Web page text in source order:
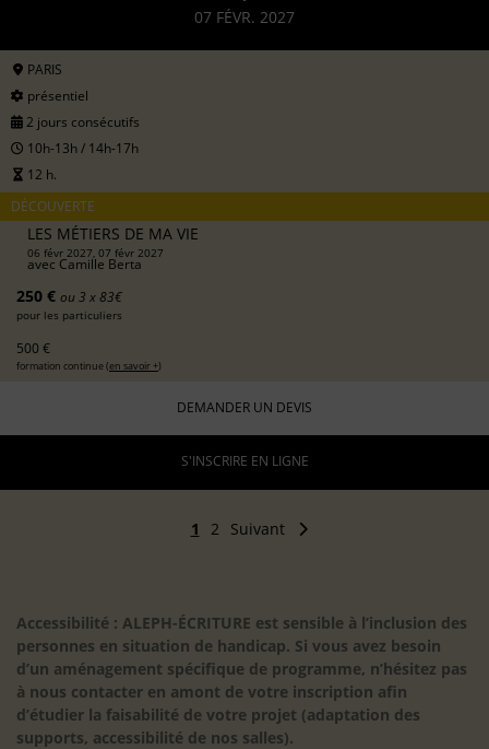
07 FÉVR. 2027
PARIS
présentiel
2 jours consécutifs
10h-13h / 14h-17h
12 h.
DÉCOUVERTE
LES MÉTIERS DE MA VIE
06 févr 2027, 07 févr 2027
avec Camille Berta
250 € ou 3 x 83€
pour les particuliers
500 €
formation continue (en savoir +)
DEMANDER UN DEVIS
S'INSCRIRE EN LIGNE
1 2 Suivant
Accessibilité : ALEPH-ÉCRITURE est sensible à l’inclusion des
personnes en situation de handicap. Si vous avez besoin
d’un aménagement spécifique de programme, n’hésitez pas
à nous contacter en amont de votre inscription afin
d’étudier la faisabilité de votre projet (adaptation des
supports, accessibilité de nos salles).